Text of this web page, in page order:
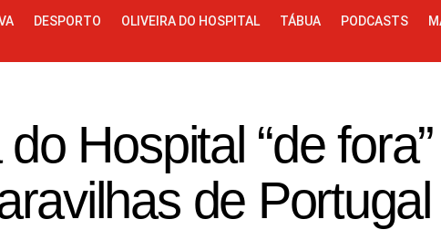
DESPORTO OLIVEIRA DO HOSPITAL TÁBUA PODCASTS
Hospital “de
de Portugal